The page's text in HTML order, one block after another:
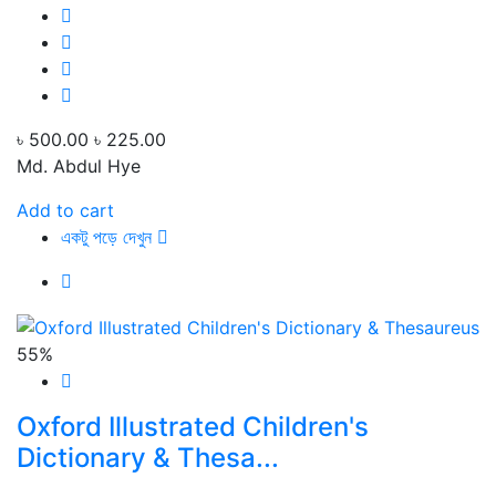
৳ 500.00 ৳ 225.00
Md. Abdul Hye
Add to cart
একটু পড়ে দেখুন
55%
Oxford Illustrated Children's
Dictionary & Thesa...